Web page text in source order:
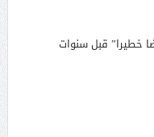
خطيرا” قبل سنوات